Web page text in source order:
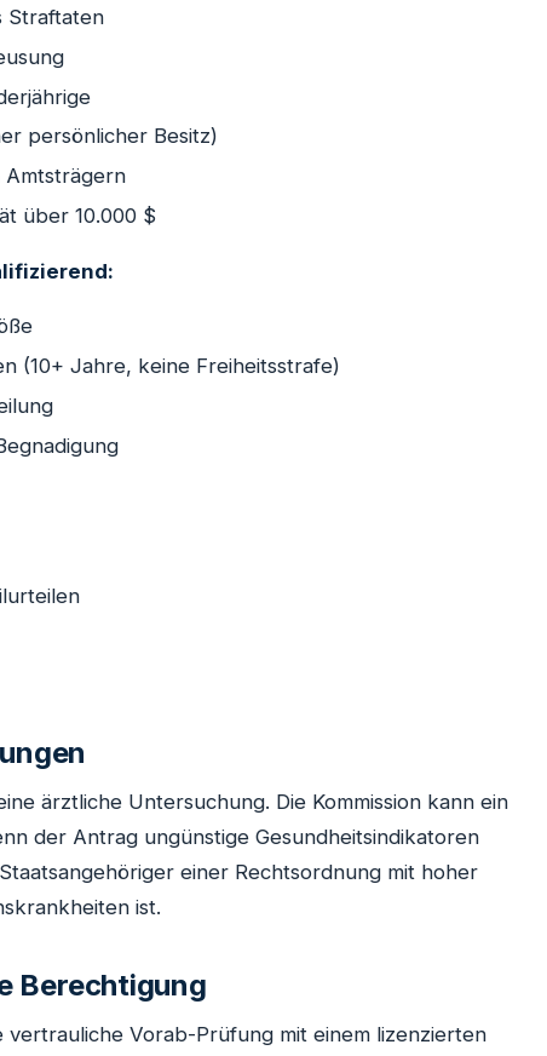
Straftaten
persönlicher Besitz)
Amtsträgern
über 10.000 $
(10+ Jahre, keine Freiheitsstrafe)
ärztliche Untersuchung. Die Kommission kann ein
der Antrag ungünstige Gesundheitsindikatoren
einer Rechtsordnung mit hoher
ist.
Berechtigung
vertrauliche Vorab-Prüfung mit einem lizenzierten